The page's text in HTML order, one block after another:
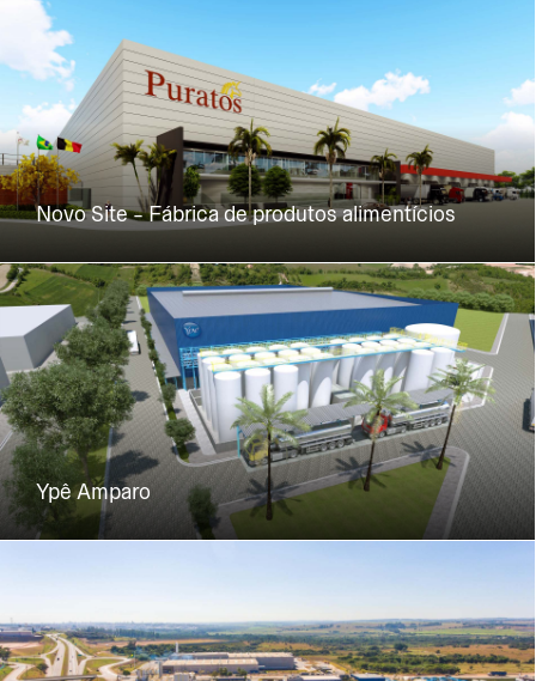
Novo Site - Fábrica de produtos alimentícios
Ypê Amparo